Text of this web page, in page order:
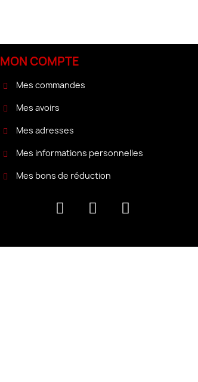
MON COMPTE
Mes commandes
Mes avoirs
Mes adresses
Mes informations personnelles
Mes bons de réduction